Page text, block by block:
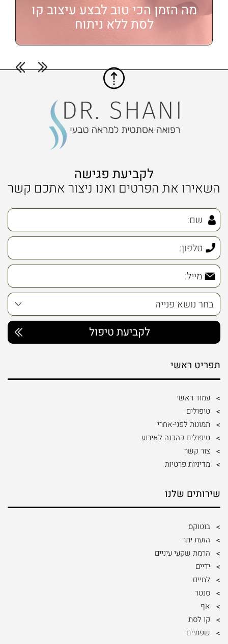
מה הזמן הכי טוב לבצע עיצוב קו
לסת ללא ניתוח
לקביעת פגישה
השאירו את הפרטים ואנו ניצור אתכם קשר
תפריט ראשי
עמוד ראשי
טיפולים
תמונות לפני-אחרי
טיפולים כהכנה לאירוע
צור קשר
מדיניות פרטיות
שירותים שלנו
בוטוקס
הזעת יתר
הרמת שקעי עיניים
ידיים
לחיים
סנטר
אף
קו לסת
שפתיים